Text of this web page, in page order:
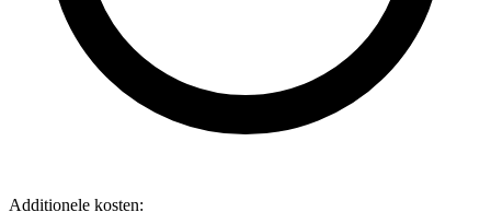
Additionele kosten: